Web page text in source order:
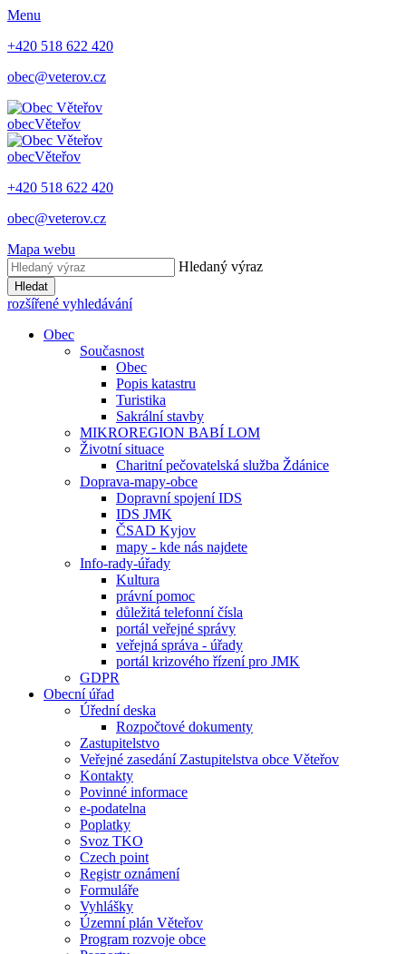
Menu
+420 518 622 420
obec@veterov.cz
obecVěteřov
obecVěteřov
+420 518 622 420
obec@veterov.cz
Mapa webu
Hledaný výraz
Hledat
rozšířené vyhledávání
Obec
Současnost
Obec
Popis katastru
Turistika
Sakrální stavby
MIKROREGION BABÍ LOM
Životní situace
Charitní pečovatelská služba Ždánice
Doprava-mapy-obce
Dopravní spojení IDS
IDS JMK
ČSAD Kyjov
mapy - kde nás najdete
Info-rady-úřady
Kultura
právní pomoc
důležitá telefonní čísla
portál veřejné správy
veřejná správa - úřady
portál krizového řízení pro JMK
GDPR
Obecní úřad
Úřední deska
Rozpočtové dokumenty
Zastupitelstvo
Veřejné zasedání Zastupitelstva obce Věteřov
Kontakty
Povinné informace
e-podatelna
Poplatky
Svoz TKO
Czech point
Registr oznámení
Formuláře
Vyhlášky
Územní plán Věteřov
Program rozvoje obce